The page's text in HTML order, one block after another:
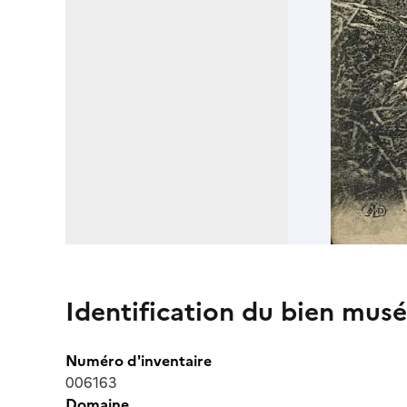
Identification du bien
Numéro d'inventaire
006163